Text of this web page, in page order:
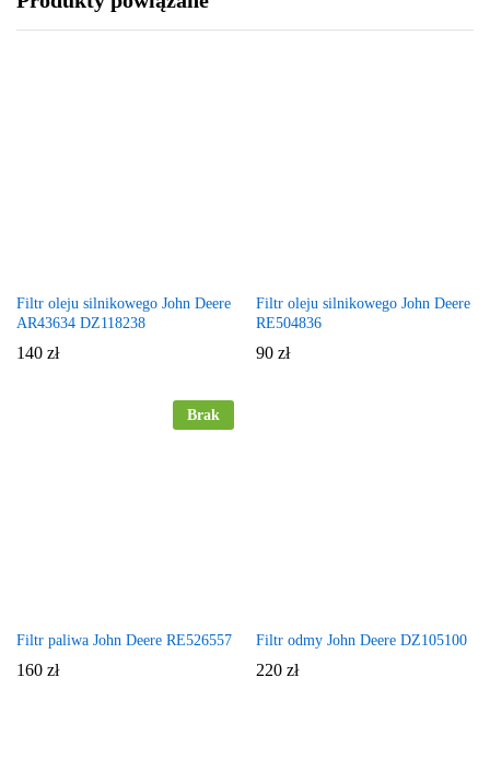
Filtr oleju silnikowego John Deere
AR43634 DZ118238
140 zł
Filtr oleju silnikowego John Deere
RE504836
90 zł
Brak
Filtr paliwa John Deere RE526557
160 zł
Filtr odmy John Deere DZ105100
220 zł